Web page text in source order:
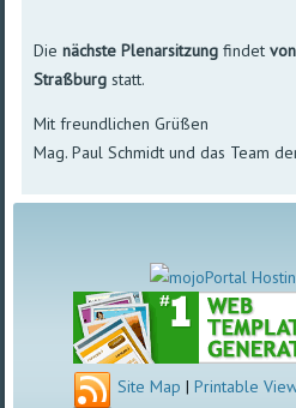
Die nächste Plenarsitzung findet
Straßburgstatt.
Mit freundlichen Grüßen
Mag. Paul Schmidt und das Team
Site Map | Printable